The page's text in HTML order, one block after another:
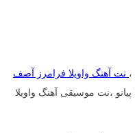
نت آهنگ واویلا فرامرز آصف
،نت موسیقی آهنگ واویلا